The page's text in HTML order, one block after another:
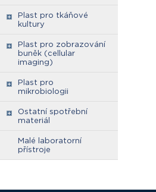
Plast pro tkáňové
kultury
Plast pro zobrazování
buněk (cellular
imaging)
Plast pro
mikrobiologii
Ostatní spotřební
materiál
Malé laboratorní
přístroje